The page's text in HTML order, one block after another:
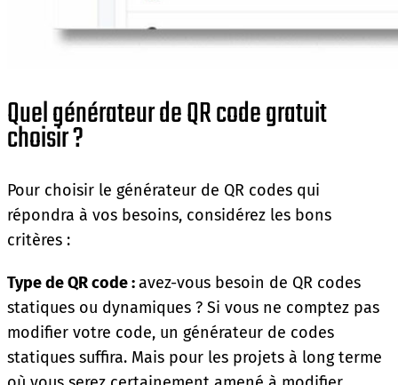
Quel générateur de QR code gratuit
choisir ?
Pour choisir le générateur de QR codes qui
répondra à vos besoins, considérez les bons
critères :
Type de QR code :avez-vous besoin de QR codes
statiques ou dynamiques ? Si vous ne comptez pas
modifier votre code, un générateur de codes
statiques suffira. Mais pour les projets à long terme